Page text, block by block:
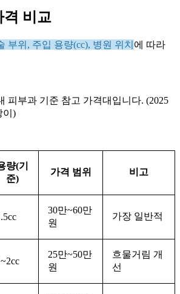
격 비교
부위, 주입 용량(cc), 병원 위치 에 따라
피부과 기준 참고 가격대입니다. (2025
이)
량(기
준)
가격 범위 비고
30만~60만
원
가장 일반적
25만~50만
원
흐물거림 개
선